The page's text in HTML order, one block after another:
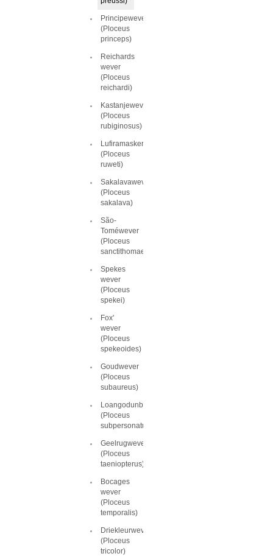
Principewever
(Ploceus
princeps)
Reichards
wever
(Ploceus
reichardi)
Kastanjewever
(Ploceus
rubiginosus)
Lufiramaskerwever
(Ploceus
ruweti)
Sakalavawever
(Ploceus
sakalava)
São-
Toméwever
(Ploceus
sanctithomae)
Spekes
wever
(Ploceus
spekei)
Fox'
wever
(Ploceus
spekeoides)
Goudwever
(Ploceus
subaureus)
Loangodunbekwever
(Ploceus
subpersonatus)
Geelrugwever
(Ploceus
taeniopterus)
Bocages
wever
(Ploceus
temporalis)
Driekleurwever
(Ploceus
tricolor)